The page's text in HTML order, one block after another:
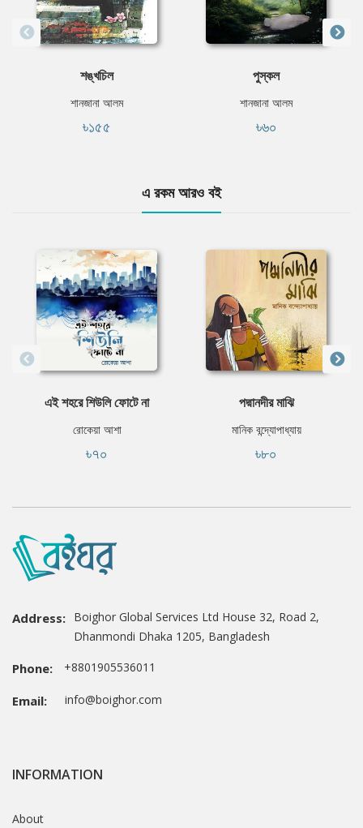
শঙ্খচিল
শানজানা আলম
৳১৫৫
পুস্কল
শানজানা আলম
৳৬০
এ রকম আরও বই
এই শহরে শিউলি ফোটে না
রোকেয়া আশা
৳৭০
পদ্মানদীর মাঝি
মানিক বন্দ্যোপাধ্যায়
৳৮০
Address: Boighor Global Services Ltd House 32, Road 2,
Dhanmondi Dhaka 1205, Bangladesh
Phone: +8801905536011
Email: info@boighor.com
INFORMATION
About